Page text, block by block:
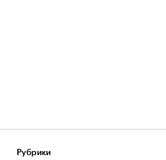
Рубрики